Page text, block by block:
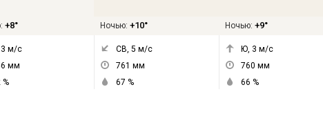
+8°
м/с
мм
%
Ночью: +10°
СВ, 5 м/с
761 мм
67 %
Ночью: +9°
Ю, 3 м/с
760 мм
66 %